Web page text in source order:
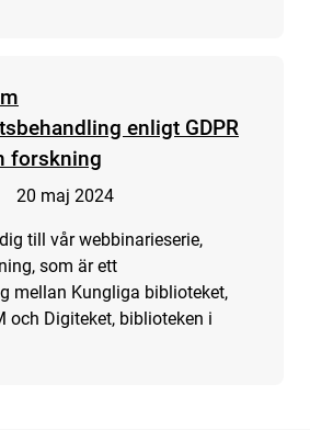
enligt GDPR
forskning
20 maj 2024
till vår webbinarieserie,
som är ett
mellan Kungliga biblioteket,
och Digiteket, biblioteken i